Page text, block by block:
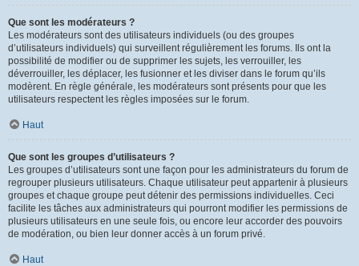
Que sont les modérateurs ?
Les modérateurs sont des utilisateurs individuels (ou des groupes
d’utilisateurs individuels) qui surveillent régulièrement les forums. Ils ont la
possibilité de modifier ou de supprimer les sujets, les verrouiller, les
déverrouiller, les déplacer, les fusionner et les diviser dans le forum qu’ils
modèrent. En règle générale, les modérateurs sont présents pour que les
utilisateurs respectent les règles imposées sur le forum.
Haut
Que sont les groupes d’utilisateurs ?
Les groupes d’utilisateurs sont une façon pour les administrateurs du forum de
regrouper plusieurs utilisateurs. Chaque utilisateur peut appartenir à plusieurs
groupes et chaque groupe peut détenir des permissions individuelles. Ceci
facilite les tâches aux administrateurs qui pourront modifier les permissions de
plusieurs utilisateurs en une seule fois, ou encore leur accorder des pouvoirs
de modération, ou bien leur donner accès à un forum privé.
Haut